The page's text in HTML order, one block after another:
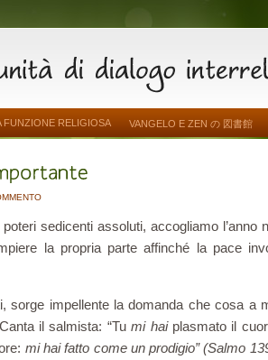
FUNZIONE RELIGIOSA VANGELO E ZEN の 図書館
sedicenti assoluti, accogliamo l’anno
la propria parte affinché la pace
sorge impellente la domanda che cosa a
il salmista: “Tumi haiplasmato il
mi hai fatto come un prodigio” (Salmo